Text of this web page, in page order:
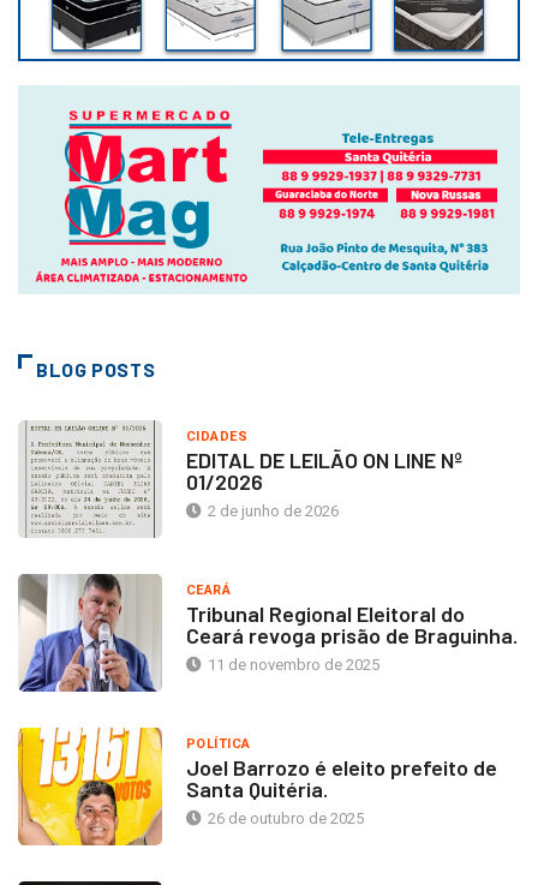
BLOG POSTS
CIDADES
EDITAL DE LEILÃO ON LINE Nº
01/2026
2 de junho de 2026
CEARÁ
Tribunal Regional Eleitoral do
Ceará revoga prisão de Braguinha.
11 de novembro de 2025
POLÍTICA
Joel Barrozo é eleito prefeito de
Santa Quitéria.
26 de outubro de 2025